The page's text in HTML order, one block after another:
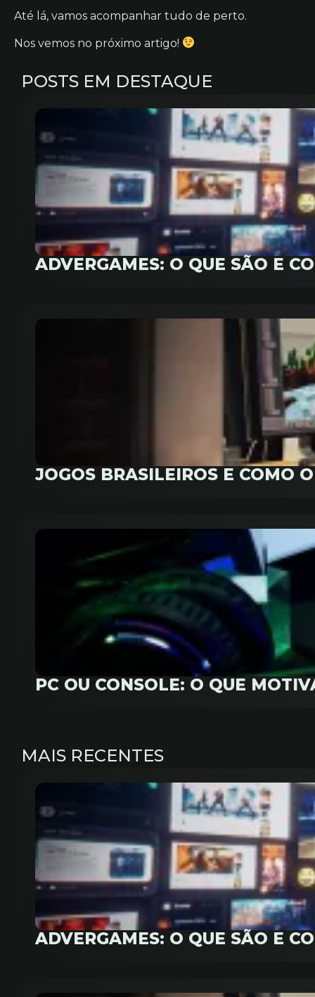
Até lá, vamos acompanhar tudo de perto.
Nos vemos no próximo artigo!
POSTS EM DESTAQUE
ADVERGAMES: O QUE SÃO E
JOGOS BRASILEIROS E COMO
PC OU CONSOLE: O QUE
MAIS RECENTES
ADVERGAMES: O QUE SÃO E